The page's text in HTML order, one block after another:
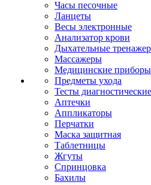
Часы песочные
Ланцеты
Весы электронные
Анализатор крови
Дыхательные
Массажеры
Медицинские приборы
Предметы ухода
Тесты диагностические
Аптечки
Аппликаторы
Перчатки
Маска защитная
Таблетницы
Жгуты
Спринцовка
Бахилы